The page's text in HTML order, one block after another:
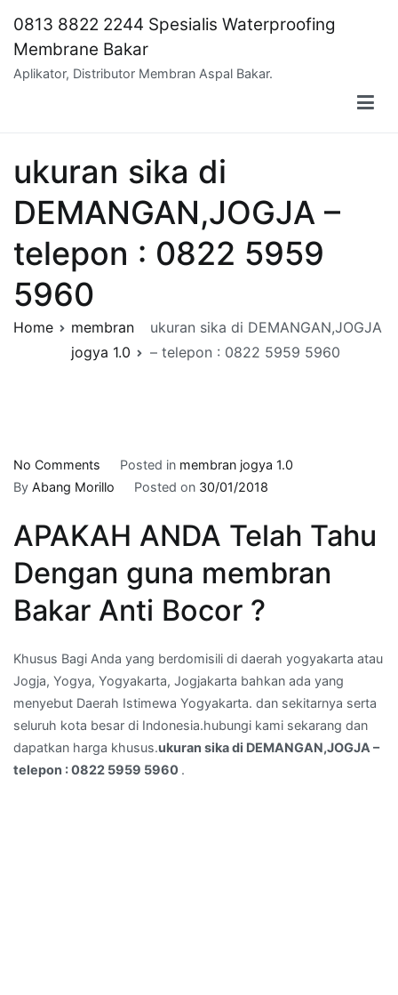
content
0813 8822 2244 Spesialis Waterproofing
Membrane Bakar
Aplikator, Distributor Membran Aspal Bakar.
ukuran sika di
DEMANGAN,JOGJA –
telepon : 0822 5959
5960
Home
membran
jogya 1.0
ukuran sika di DEMANGAN,JOGJA
– telepon : 0822 5959 5960
No Comments
ukuran
di
–
telepon
:
5959
5960
Posted in membran jogya 1.0
By Abang Morillo Posted on 30/01/2018
APAKAH ANDA Telah Tahu
Dengan guna membran
Bakar Anti Bocor ?
Khusus Bagi Anda yang berdomisili di daerah yogyakarta atau
Jogja, Yogya, Yogyakarta, Jogjakarta bahkan ada yang
menyebut Daerah Istimewa Yogyakarta. dan sekitarnya serta
seluruh kota besar di Indonesia.hubungi kami sekarang dan
dapatkan harga khusus.ukuran sika di DEMANGAN,JOGJA –
telepon : 0822 5959 5960 .